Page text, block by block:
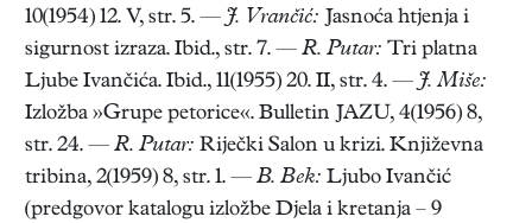
10(1954) 12. V, str. 5. — J. Vrančić: Jasnoća htjenja i
sigurnost izraza. Ibid., str. 7. — R. Putar: Tri platna
Ljube Ivančića. Ibid., 11(1955) 20. II, str. 4. — J. Miše:
Izložba »Grupe petorice«. Bulletin JAZU, 4(1956) 8,
str. 24. — R. Putar: Riječki Salon u krizi. Književna
tribina, 2(1959) 8, str. 1. — B. Bek: Ljubo Ivančić
(predgovor katalogu izložbe Djela i kretanja – 9